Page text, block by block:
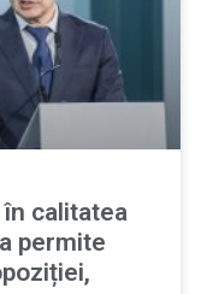
calitatea
permite